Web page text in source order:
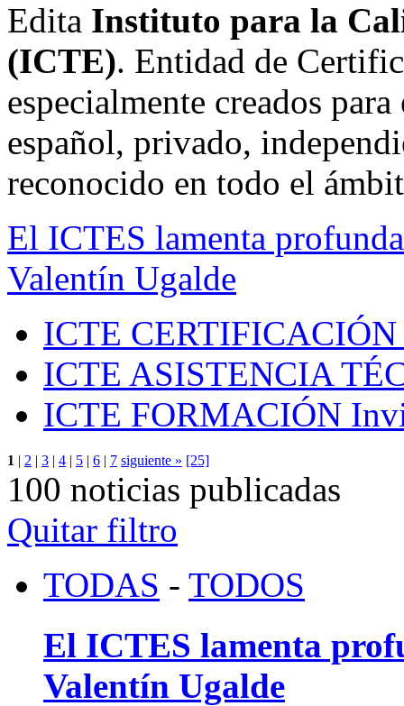
Edita Instituto para la
(ICTE). Entidad de
especialmente creados
español, privado,
reconocido en todo el
El ICTES lamenta
Valentín Ugalde
ICTE CERTIFICACIÓN
ICTE ASISTENCIA
ICTE FORMACIÓN
1 | 2 | 3 | 4 | 5 | 6 | 7 siguiente » [25]
100 noticias publicadas
Quitar filtro
TODAS - TODOS
El ICTES lamenta
Valentín Ugalde